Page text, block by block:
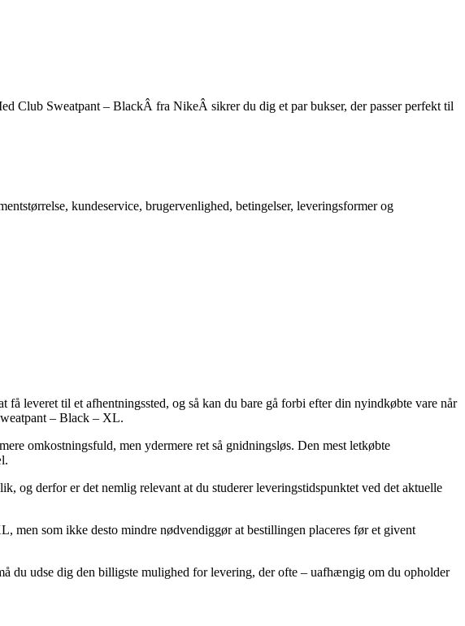
Club Sweatpant – BlackÂ fra NikeÂ sikrer du dig et par bukser, der passer perfekt til
kundeservice, brugervenlighed, betingelser, leveringsformer og
leveret til et afhentningssted, og så kan du bare gå forbi efter din nyindkøbte vare når
– Black – XL.
omkostningsfuld, men ydermere ret så gnidningsløs. Den mest letkøbte
derfor er det nemlig relevant at du studerer leveringstidspunktet ved det aktuelle
men som ikke desto mindre nødvendiggør at bestillingen placeres før et givent
du udse dig den billigste mulighed for levering, der ofte – uafhængig om du opholder